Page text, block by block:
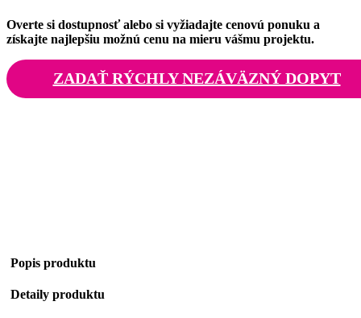
Overte si dostupnosť alebo si vyžiadajte cenovú ponuku a
získajte najlepšiu možnú cenu na mieru vášmu projektu.
ZADAŤ RÝCHLY NEZÁVÄZNÝ DOPYT
Popis produktu
Detaily produktu